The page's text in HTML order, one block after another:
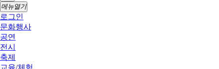
메뉴열기
로그인
문화행사
공연
전시
축제
교육/체험